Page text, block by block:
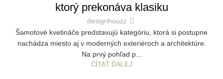
ktorý prekonáva klasiku
designhouzz
Šamotové kvetináče predstavujú kategóriu, ktorá si postupne
nachádza miesto aj v moderných exteriéroch a architektúre.
Na prvý pohľad p...
ČÍTAŤ ĎALEJ